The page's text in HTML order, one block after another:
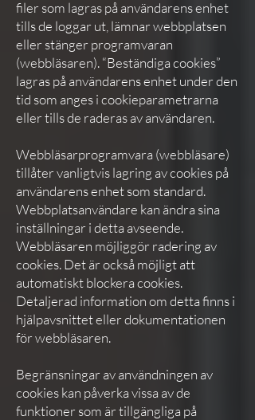
filer som lagras på användarens enhet
tills de loggar ut, lämnar webbplatsen
eller stänger programvaran
(webbläsaren). “Beständiga cookies”
lagras på användarens enhet under den
tid som anges i cookieparametrarna
eller tills de raderas av användaren.
Webbläsarprogramvara (webbläsare)
tillåter vanligtvis lagring av cookies på
användarens enhet som standard.
Webbplatsanvändare kan ändra sina
inställningar i detta avseende.
Webbläsaren möjliggör radering av
cookies. Det är också möjligt att
automatiskt blockera cookies.
Detaljerad information om detta finns i
hjälpavsnittet eller dokumentationen
för webbläsaren.
Begränsningar av användningen av
cookies kan påverka vissa av de
funktioner som är tillgängliga på